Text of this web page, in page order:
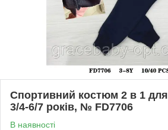
Спортивний костюм 2 в 1 для
3/4-6/7 років, № FD7706
В наявності